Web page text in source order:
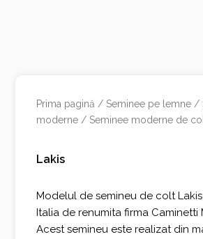
Prima pagină / Seminee pe lemne /
moderne / Seminee moderne de
Lakis
Modelul de semineu de colt
Italia de renumita firma Caminetti
Acest semineu este realizat din